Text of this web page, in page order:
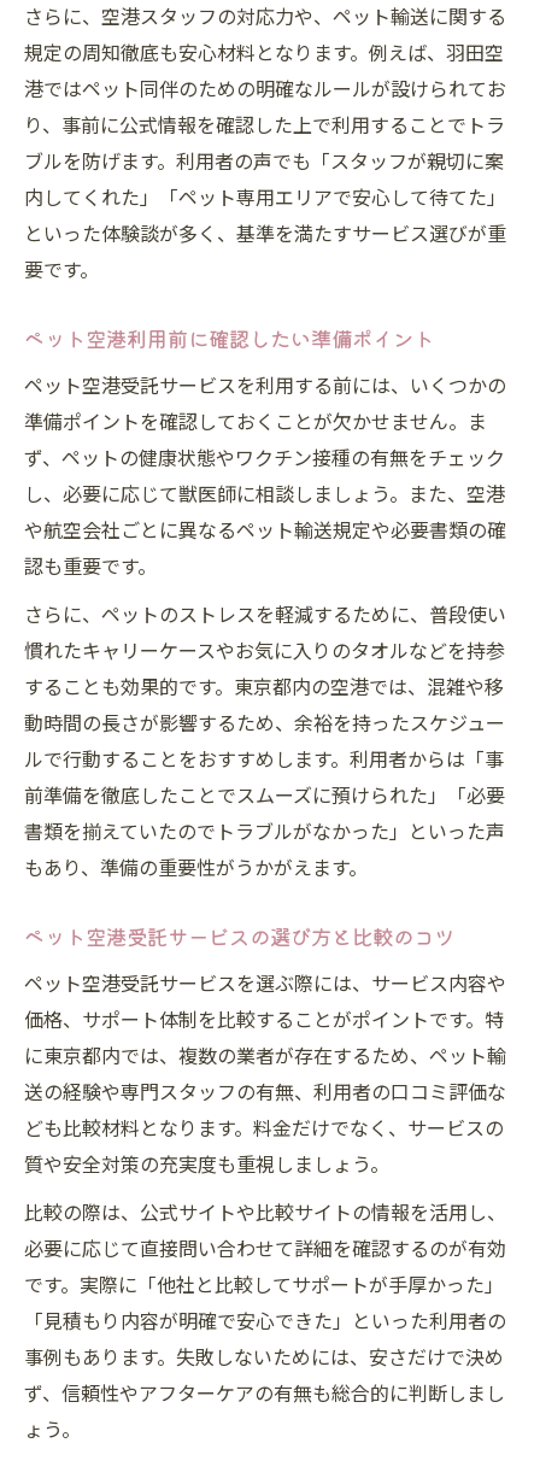
ペット空港受託サービスの予約時注意点
海外輸送や旅に役立つペット空港受託東京都の
知識
海外輸送に強いペット空港受託の選び方
東京都でペット空港海外対応の要点とは
ペット空港受託で海外引っ越し時の注意点
ペット空港海外代行サービスのメリット解
説
初めてでも迷わない東京都のペット空港サービ
ス活用術
ペット空港初利用でも安心できる東京都の
コツ
東京都のペット空港流れを初心者向けに解
説
ペット空港受託サービス選びのポイントま
とめ
初めてのペット空港利用で注意すべき点
ペット空港受託体験談から学ぶ安心ポイン
ト
さらに、空港スタッフの対応力や、ペット輸送に関する
規定の周知徹底も安心材料となります。例えば、羽田空
港ではペット同伴のための明確なルールが設けられてお
り、事前に公式情報を確認した上で利用することでトラ
ブルを防げます。利用者の声でも「スタッフが親切に案
内してくれた」「ペット専用エリアで安心して待てた」
といった体験談が多く、基準を満たすサービス選びが重
要です。
ペット空港利用前に確認したい準備ポイント
ペット空港受託サービスを利用する前には、いくつかの
準備ポイントを確認しておくことが欠かせません。ま
ず、ペットの健康状態やワクチン接種の有無をチェック
し、必要に応じて獣医師に相談しましょう。また、空港
や航空会社ごとに異なるペット輸送規定や必要書類の確
認も重要です。
さらに、ペットのストレスを軽減するために、普段使い
慣れたキャリーケースやお気に入りのタオルなどを持参
することも効果的です。東京都内の空港では、混雑や移
動時間の長さが影響するため、余裕を持ったスケジュー
ルで行動することをおすすめします。利用者からは「事
前準備を徹底したことでスムーズに預けられた」「必要
書類を揃えていたのでトラブルがなかった」といった声
もあり、準備の重要性がうかがえます。
ペット空港受託サービスの選び方と比較のコツ
ペット空港受託サービスを選ぶ際には、サービス内容や
価格、サポート体制を比較することがポイントです。特
に東京都内では、複数の業者が存在するため、ペット輸
送の経験や専門スタッフの有無、利用者の口コミ評価な
ども比較材料となります。料金だけでなく、サービスの
質や安全対策の充実度も重視しましょう。
比較の際は、公式サイトや比較サイトの情報を活用し、
必要に応じて直接問い合わせて詳細を確認するのが有効
です。実際に「他社と比較してサポートが手厚かった」
「見積もり内容が明確で安心できた」といった利用者の
事例もあります。失敗しないためには、安さだけで決め
ず、信頼性やアフターケアの有無も総合的に判断しまし
ょう。